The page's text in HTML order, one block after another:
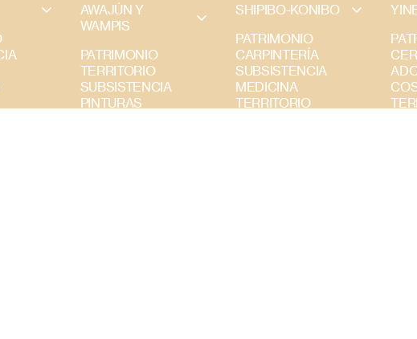
AWAJÚN Y
WAMPIS
PATRIMONIO
TERRITORIO
SUBSISTENCIA
PINTURAS
SHIPIBO-KONIBO
PATRIMONIO
CARPINTERÍA
SUBSISTENCIA
MEDICINA
TERRITORIO